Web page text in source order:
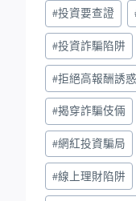
#投資要查證
#投資詐騙陷阱
#拒絕高報酬誘惑
#揭穿詐騙伎倆
#網紅投資騙局
#線上理財陷阱